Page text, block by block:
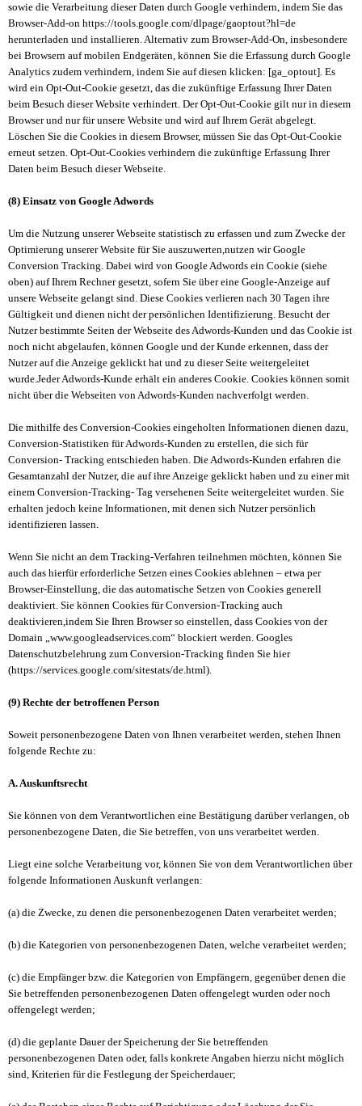
sowie die Verarbeitung dieser Daten durch Google verhindern, indem Sie das
Browser-Add-on https://tools.google.com/dlpage/gaoptout?hl=de
herunterladen und installieren.Alternativ zum Browser-Add-On, insbesondere
bei Browsern auf mobilen Endgeräten, können Sie die Erfassung durch Google
Analytics zudem verhindern, indem Sie auf diesen klicken: [ga_optout]. Es
wird ein Opt-Out-Cookie gesetzt, das die zukünftige Erfassung Ihrer Daten
beim Besuch dieser Website verhindert. Der Opt-Out-Cookie gilt nur in diesem
Browser und nur für unsere Website und wird auf Ihrem Gerät abgelegt.
Löschen Sie die Cookies in diesem Browser, müssen Sie das Opt-Out-Cookie
erneut setzen. Opt-Out-Cookies verhindern die zukünftige Erfassung Ihrer
Daten beim Besuch dieser Webseite.
(8) Einsatz von Google Adwords
Um die Nutzung unserer Webseite statistisch zu erfassen und zum Zwecke der
Optimierung unserer Website für Sie auszuwerten,nutzen wir Google
Conversion Tracking. Dabei wird von Google Adwords ein Cookie (siehe
oben) auf Ihrem Rechner gesetzt, sofern Sie über eine Google-Anzeige auf
unsere Webseite gelangt sind. Diese Cookies verlieren nach 30 Tagen ihre
Gültigkeit und dienen nicht der persönlichen Identifizierung. Besucht der
Nutzer bestimmte Seiten der Webseite des Adwords-Kunden und das Cookie ist
noch nicht abgelaufen, können Google und der Kunde erkennen, dass der
Nutzer auf die Anzeige geklickt hat und zu dieser Seite weitergeleitet
wurde.Jeder Adwords-Kunde erhält ein anderes Cookie. Cookies können somit
nicht über die Webseiten von Adwords-Kunden nachverfolgt werden.
Die mithilfe des Conversion-Cookies eingeholten Informationen dienen dazu,
Conversion-Statistiken für Adwords-Kunden zu erstellen, die sich für
Conversion- Tracking entschieden haben. Die Adwords-Kunden erfahren die
Gesamtanzahl der Nutzer, die auf ihre Anzeige geklickt haben und zu einer mit
einem Conversion-Tracking- Tag versehenen Seite weitergeleitet wurden. Sie
erhalten jedoch keine Informationen, mit denen sich Nutzer persönlich
identifizieren lassen.
Wenn Sie nicht an dem Tracking-Verfahren teilnehmen möchten, können Sie
auch das hierfür erforderliche Setzen eines Cookies ablehnen – etwa per
Browser-Einstellung, die das automatische Setzen von Cookies generell
deaktiviert. Sie können Cookies für Conversion-Tracking auch
deaktivieren,indem Sie Ihren Browser so einstellen, dass Cookies von der
Domain „www.googleadservices.com“ blockiert werden. Googles
Datenschutzbelehrung zum Conversion-Tracking finden Sie hier
(https://services.google.com/sitestats/de.html).
(9) Rechte der betroffenen Person
Soweit personenbezogene Daten von Ihnen verarbeitet werden, stehen Ihnen
folgende Rechte zu:
A. Auskunftsrecht
Sie können von dem Verantwortlichen eine Bestätigung darüber verlangen, ob
personenbezogene Daten, die Sie betreffen, von uns verarbeitet werden.
Liegt eine solche Verarbeitung vor, können Sie von dem Verantwortlichen über
folgende Informationen Auskunft verlangen:
(a) die Zwecke, zu denen die personenbezogenen Daten verarbeitet werden;
(b) die Kategorien von personenbezogenen Daten, welche verarbeitet werden;
(c) die Empfänger bzw. die Kategorien von Empfängern, gegenüber denen die
Sie betreffenden personenbezogenen Daten offengelegt wurden oder noch
offengelegt werden;
(d) die geplante Dauer der Speicherung der Sie betreffenden
personenbezogenen Daten oder, falls konkrete Angaben hierzu nicht möglich
sind, Kriterien für die Festlegung der Speicherdauer;